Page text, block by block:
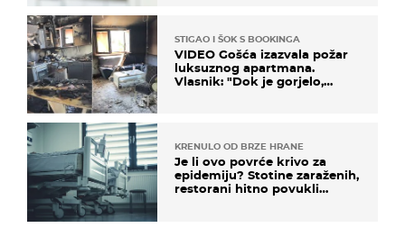
STIGAO I ŠOK S BOOKINGA
VIDEO Gošća izazvala požar
luksuznog apartmana.
Vlasnik: "Dok je gorjelo,
KRENULO OD BRZE HRANE
Je li ovo povrće krivo za
epidemiju? Stotine zaraženih,
restorani hitno povukli